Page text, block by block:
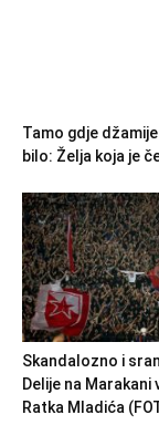
Tamo gdje
bilo: Želja koja je
Skandalozno i
Delije na Marakani
Ratka Mladića